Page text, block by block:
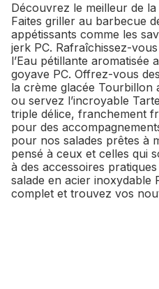
Découvrez le meilleur de
Faites griller au barbecue
appétissants comme les
jerk PC. Rafraîchissez-
l’Eau pétillante aromatisée
goyave PC. Offrez-vous
la crème glacée Tourbillon
ou servez l’incroyable
triple délice, franchement
pour des
pour nos salades prêtes à
pensé à ceux et celles qui
à des accessoires
salade en acier inoxydable
complet et trouvez vos